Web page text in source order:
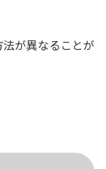
が異なることが